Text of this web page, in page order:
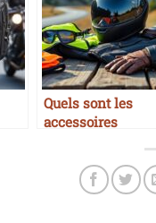
Quels sont les
accessoires